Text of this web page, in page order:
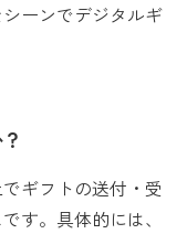
ーンでデジタルギ
ギフトの送付・受
す。具体的には、